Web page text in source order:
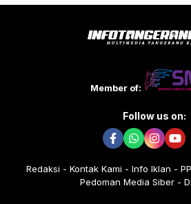
Member of:
Follow us on:
Redaksi Kontak Kami Info Iklan
Pedoman Media Siber